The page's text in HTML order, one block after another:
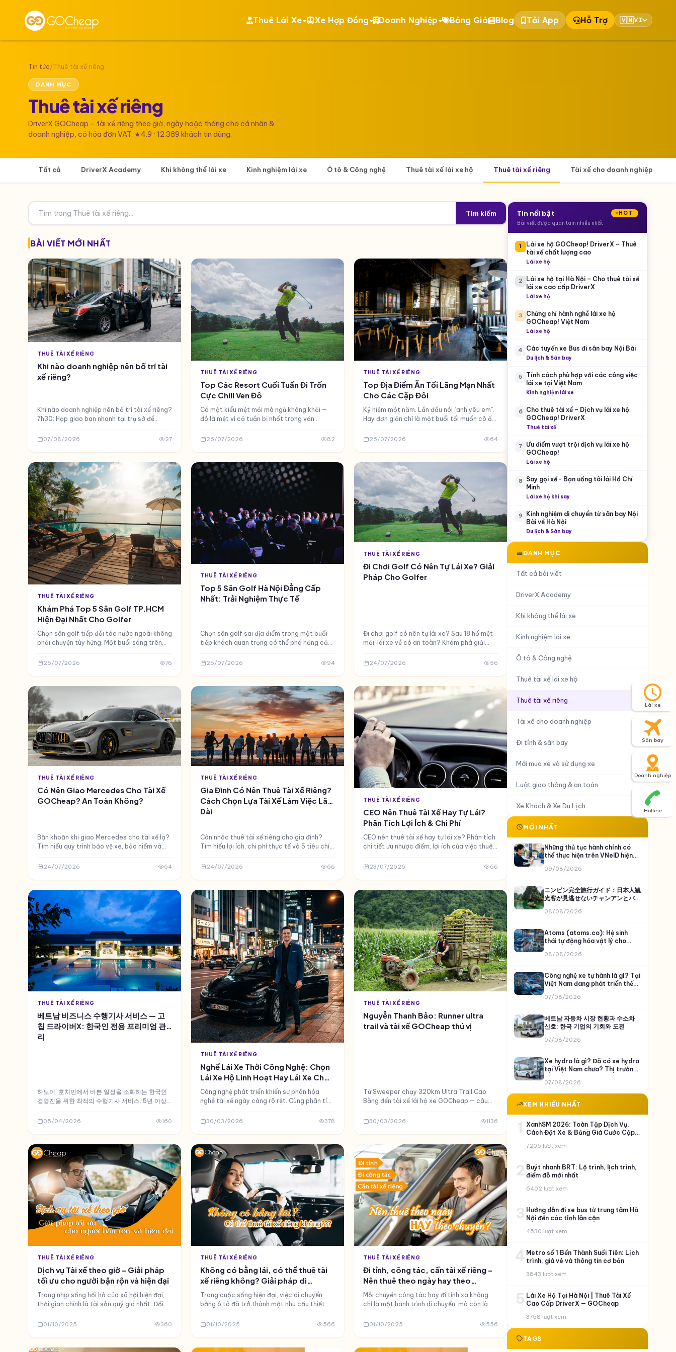
Thuê Lái Xe Xe Hợp Đồng Doanh Nghiệp Bảng Giá Blog Tải App Hỗ Trợ 🇻🇳VI
Tin tức/Thuê tài xế riêng
DANH MỤC
Thuê tài xế riêng
DriverX GOCheap – tài xế riêng theo giờ, ngày hoặc tháng cho cá nhân &
doanh nghiệp, có hóa đơn VAT. ★4.9 · 12.389 khách tin dùng.
Tất cả DriverX Academy Khi không thể lái xe Kinh nghiệm lái xe Ô tô & Công nghệ Thuê tài xế lái xe hộ Thuê tài xế riêng Tài xế cho doanh nghiệp
Tìm kiếm
BÀI VIẾT MỚI NHẤT
THUÊ TÀI XẾ RIÊNG
Khi nào doanh nghiệp nên bố trí tài
xế riêng?
Khi nào doanh nghiệp nên bố trí tài xế riêng?
7h30: Họp giao ban nhanh tại trụ sở để
07/08/2026 27
THUÊ TÀI XẾ RIÊNG
Top Các Resort Cuối Tuần Đi Trốn
Cực Chill Ven Đô
Có một kiểu mệt mỏi mà ngủ không khỏi —
đó là mệt vì cả tuần bị nhốt trong văn
báo điện thoại không dứt. Thứ Sá...
26/07/2026 82
THUÊ TÀI XẾ RIÊNG
Top Địa Điểm Ăn Tối Lãng Mạn Nhất
Cho Các Cặp Đôi
Kỷ niệm một năm. Lần đầu nói "anh yêu em".
Hay đơn giản chỉ là một buổi tối muốn cô ấy
dịp như vậy không cho phé...
26/07/2026 64
THUÊ TÀI XẾ RIÊNG
Khám Phá Top 5 Sân Golf TP.HCM
Hiện Đại Nhất Cho Golfer
Chọn sân golf tiếp đối tác nước ngoài không
phải chuyện tùy hứng. Một buổi sáng trên
nghiệp, clubhouse chật chộ...
26/07/2026 76
THUÊ TÀI XẾ RIÊNG
Top 5 Sân Golf Hà Nội Đẳng Cấp
Nhất: Trải Nghiệm Thực Tế
Chọn sân golf sai địa điểm trong một buổi
tiếp khách quan trọng có thể phá hỏng cả
không gian, dịch vụ và cá...
26/07/2026 94
THUÊ TÀI XẾ RIÊNG
Đi Chơi Golf Có Nên Tự Lái Xe? Giải
Pháp Cho Golfer
Đi chơi golf có nên tự lái xe? Sau 18 hố mệt
mỏi, lái xe về có an toàn? Khám phá giải
— tiện lợi, an toàn, giá hợp lý.
24/07/2026 56
THUÊ TÀI XẾ RIÊNG
Có Nên Giao Mercedes Cho Tài Xế
GOCheap? An Toàn Không?
Băn khoăn khi giao Mercedes cho tài xế lạ?
Tìm hiểu quy trình bảo vệ xe, bảo hiểm và
tài xế. Kinh nghiệm thực tế sau 3 năm.
24/07/2026 64
THUÊ TÀI XẾ RIÊNG
Gia Đình Có Nên Thuê Tài Xế Riêng?
Cách Chọn Lựa Tài Xế Làm Việc Lâu
Dài
Cân nhắc thuê tài xế riêng cho gia đình?
Tìm hiểu lợi ích, chi phí thực tế và 5 tiêu chí
năm từ người dùng thực tế.
24/07/2026 66
THUÊ TÀI XẾ RIÊNG
CEO Nên Thuê Tài Xế Hay Tự Lái?
Phân Tích Lợi Ích & Chi Phí
CEO nên thuê tài xế hay tự lái xe? Phân tích
chi tiết ưu nhược điểm, lợi ích của việc thuê
thời gian.
23/07/2026 66
THUÊ TÀI XẾ RIÊNG
베트남 비즈니스 수행기사 서비스 — 고
칩 드라이버X: 한국인 전용 프리미엄 관
리
하노이, 호치민에서 바쁜 일정을 소화하는 한국인
경영진을 위한 최적의 수행기사 서비스. 5년 이상
속합니다.
05/04/2026 160
THUÊ TÀI XẾ RIÊNG
Nghề Lái Xe Thời Công Nghệ: Chọn
Lái Xe Hộ Linh Hoạt Hay Lái Xe Cho
Sếp Cố Định?
Công nghệ phát triển khiến sự phân hóa
nghề tài xế ngày càng rõ rệt. Cùng phân tích
riêng cố định và lái xe hộ linh hoạt ban đêm.
30/03/2026 378
THUÊ TÀI XẾ RIÊNG
Nguyễn Thanh Bảo: Runner ultra
trail và tài xế GOCheap thú vị
Từ Sweeper chạy 320km Ultra Trail Cao
Bằng đến tài xế lái hộ xe GOCheap — câu
trên từng km đường.
30/03/2026 1136
THUÊ TÀI XẾ RIÊNG
Dịch vụ Tài xế theo giờ – Giải pháp
tối ưu cho người bận rộn và hiện đại
Trong nhịp sống hối hả của xã hội hiện đại,
thời gian chính là tài sản quý giá nhất. Đối
đơn giản là những ai muốn tận hưởng trọn
trở thành một giải pháp di chuyển tối ưu.
01/10/2025 360
THUÊ TÀI XẾ RIÊNG
Không có bằng lái, có thể thuê tài
xế riêng không? Giải pháp di
chuyển an toàn và tiện lợi
Trong cuộc sống hiện đại, việc di chuyển
bằng ô tô đã trở thành một nhu cầu thiết
các chuyến đi cá nhân, gia đình. Tuy nhiên,
đây không chỉ là một giải pháp hợp pháp mà
01/10/2025 566
THUÊ TÀI XẾ RIÊNG
Đi tỉnh, công tác, cần tài xế riêng –
Nên thuê theo ngày hay theo
chuyến?
Mỗi chuyến công tác hay đi tỉnh xa không
chỉ là một hành trình di chuyển, mà còn là
tập trung cao độ để mang lại hiệu quả công
báu đó để nghỉ ngơi hoặc chuẩn bị tài liệu.
01/10/2025 556
Tin nổi bật
HOT
Bài viết được quan tâm nhiều nhất
1
Lái xe hộ GOCheap! DriverX – Thuê
tài xế chất lượng cao
Lái xe hộ
2 Lái xe hộ tại Hà Nội – Cho thuê tài xế
lái xe cao cấp DriverX
Lái xe hộ
3 Chứng chỉ hành nghề lái xe hộ
GOCheap! Việt Nam
Lái xe hộ
4 Các tuyến xe Bus đi sân bay Nội Bài
Du lịch & Sân bay
5
Tính cách phù hợp với các công việc
lái xe tại Việt Nam
Kinh nghiệm lái xe
6
Cho thuê tài xế – Dịch vụ lái xe hộ
GOCheap! DriverX
Thuê tài xế
7
Ưu điểm vượt trội dịch vụ lái xe hộ
GOCheap!
Lái xe hộ
8
Say gọi xế - Bạn uống tôi lái Hồ Chí
Minh
Lái xe hộ khi say
9
Kinh nghiệm di chuyển từ sân bay Nội
Bài về Hà Nội
Du lịch & Sân bay
DANH MỤC
Tất cả bài viết
DriverX Academy
Khi không thể lái xe
Kinh nghiệm lái xe
Ô tô & Công nghệ
Thuê tài xế lái xe hộ
Thuê tài xế riêng
Tài xế cho doanh nghiệp
Đi tỉnh & sân bay
Mới mua xe và sử dụng xe
Luật giao thông & an toàn
Xe Khách & Xe Du Lịch
MỚI NHẤT
Những thủ tục hành chính có
thể thực hiện trên VNeID hiện
09/08/2026
ニンビン完全旅行ガイド：日本人観
光客が見逃せないチャンアンとバイ
08/08/2026
Atoms (atoms.co): Hệ sinh
thái tự động hóa vật lý cho
tải
08/08/2026
Công nghệ xe tự hành là gì? Tại
Việt Nam đang phát triển thế
07/08/2026
베트남 자동차 시장 현황과 수소차
신호: 한국 기업의 기회와 도전
07/08/2026
Xe hydro là gì? Đã có xe hydro
tại Việt Nam chưa? Thị trường
07/08/2026
XEM NHIỀU NHẤT
1 XanhSM 2026: Toàn Tập Dịch Vụ,
Cách Đặt Xe & Bảng Giá Cước Cập
7206 lượt xem
2 Buýt nhanh BRT: Lộ trình, lịch trình,
điểm đỗ mới nhất
6402 lượt xem
3 Hướng dẫn đi xe bus từ trung tâm Hà
Nội đến các tỉnh lân cận
4530 lượt xem
4 Metro số 1 Bến Thành Suối Tiên: Lịch
trình, giá vé và thông tin cơ bản
3843 lượt xem
5 Lái Xe Hộ Tại Hà Nội | Thuê Tài Xế
Cao Cấp DriverX — GOCheap
3758 lượt xem
TAGS
Lái xe
Sân bay
Doanh nghiệp
Hotline